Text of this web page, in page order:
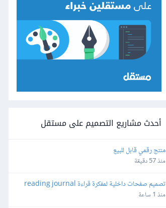
أحدث مشاريع التصميم على مستقل
منتج رقمي قابل للبيع
منذ 57 دقيقة
تصميم صفحات داخلية لمفكرة قراءة reading journal
منذ 1 ساعة